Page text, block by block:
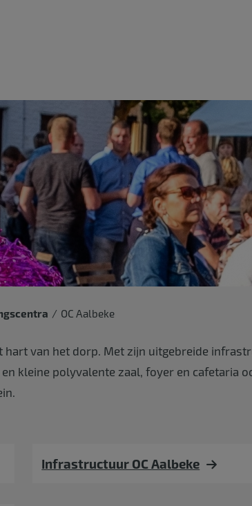
OC Aalbeke
van het dorp. Met zijn uitgebreide
kleine polyvalente zaal, foyer en cafetaria
Infrastructuur OC Aalbeke